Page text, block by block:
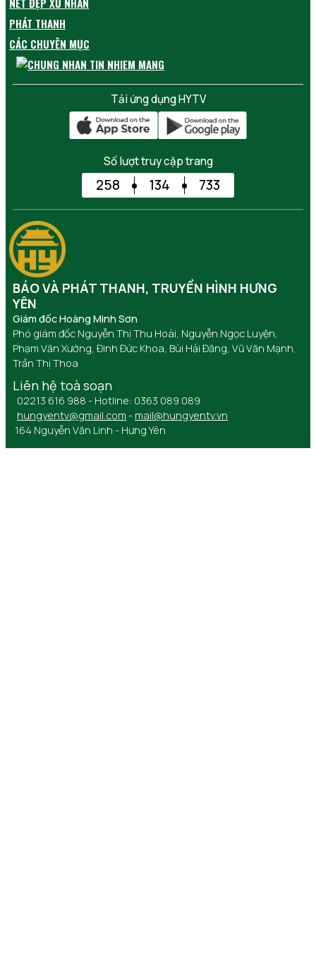
PHÁT THANH
CÁC CHUYÊN MỤC
Tải ứng dụng HYTV
Số lượt truy cập trang
258 134 733
BÁO VÀ PHÁT THANH, TRUYỀN HÌNH HƯNG
YÊN
Giám đốc Hoàng Minh Sơn
Phó giám đốc Nguyễn Thị Thu Hoài, Nguyễn Ngọc Luyện,
Phạm Văn Xướng, Đinh Đức Khoa, Bùi Hải Đăng, Vũ Văn Mạnh,
Trần Thị Thoa
Liên hệ toà soạn
02213 616 988 - Hotline: 0363 089 089
hungyentv@gmail.com - mail@hungyentv.vn
164 Nguyễn Văn Linh - Hưng Yên